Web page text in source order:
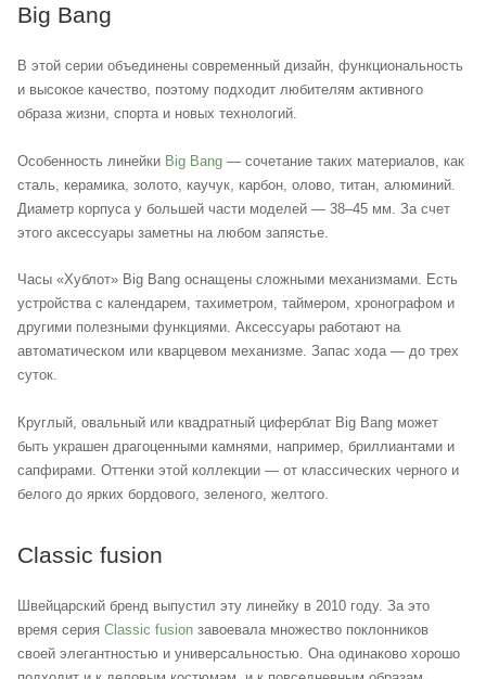
Big Bang
В этой серии объединены современный дизайн, функциональность
и высокое качество, поэтому подходит любителям активного
образа жизни, спорта и новых технологий.
Особенность линейки Big Bang — сочетание таких материалов, как
сталь, керамика, золото, каучук, карбон, олово, титан, алюминий.
Диаметр корпуса у большей части моделей — 38–45 мм. За счет
этого аксессуары заметны на любом запястье.
Часы «Хублот» Big Bang оснащены сложными механизмами. Есть
устройства с календарем, тахиметром, таймером, хронографом и
другими полезными функциями. Аксессуары работают на
автоматическом или кварцевом механизме. Запас хода — до трех
суток.
Круглый, овальный или квадратный циферблат Big Bang может
быть украшен драгоценными камнями, например, бриллиантами и
сапфирами. Оттенки этой коллекции — от классических черного и
белого до ярких бордового, зеленого, желтого.
Classic fusion
Швейцарский бренд выпустил эту линейку в 2010 году. За это
время серия Classic fusion завоевала множество поклонников
своей элегантностью и универсальностью. Она одинаково хорошо